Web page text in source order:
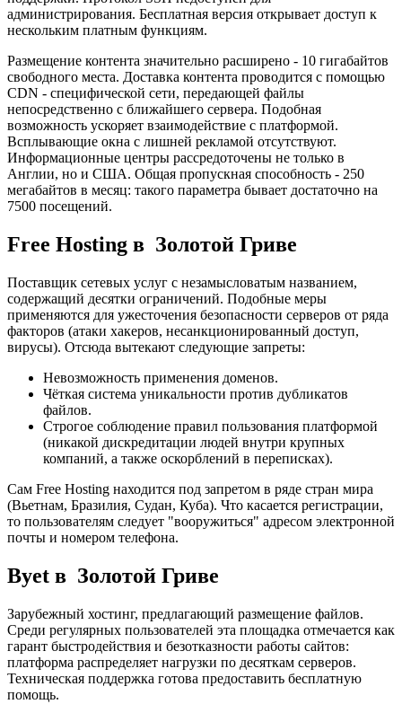
администрирования. Бесплатная версия открывает доступ к
нескольким платным функциям.
Размещение контента значительно расширено - 10 гигабайтов
свободного места. Доставка контента проводится с помощью
CDN - специфической сети, передающей файлы
непосредственно с ближайшего сервера. Подобная
возможность ускоряет взаимодействие с платформой.
Всплывающие окна с лишней рекламой отсутствуют.
Информационные центры рассредоточены не только в
Англии, но и США. Общая пропускная способность - 250
мегабайтов в месяц: такого параметра бывает достаточно на
7500 посещений.
Free Hosting в Золотой Гриве
Поставщик сетевых услуг с незамысловатым названием,
содержащий десятки ограничений. Подобные меры
применяются для ужесточения безопасности серверов от ряда
факторов (атаки хакеров, несанкционированный доступ,
вирусы). Отсюда вытекают следующие запреты:
Невозможность применения доменов.
Чёткая система уникальности против дубликатов
файлов.
Строгое соблюдение правил пользования платформой
(никакой дискредитации людей внутри крупных
компаний, а также оскорблений в переписках).
Сам Free Hosting находится под запретом в ряде стран мира
(Вьетнам, Бразилия, Судан, Куба). Что касается регистрации,
то пользователям следует "вооружиться" адресом электронной
почты и номером телефона.
Byet в Золотой Гриве
Зарубежный хостинг, предлагающий размещение файлов.
Среди регулярных пользователей эта площадка отмечается как
гарант быстродействия и безотказности работы сайтов:
платформа распределяет нагрузки по десяткам серверов.
Техническая поддержка готова предоставить бесплатную
помощь.